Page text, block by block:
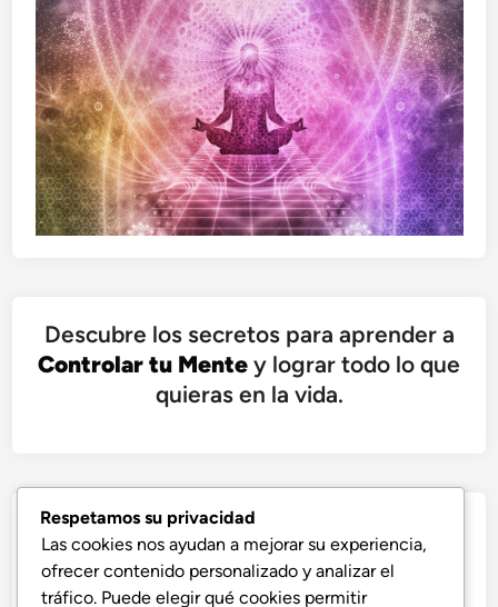
Descubre los secretos para aprender a
Controlar tu Mente y lograr todo lo que
quieras en la vida.
Respetamos su privacidad
Las cookies nos ayudan a mejorar su experiencia,
ofrecer contenido personalizado y analizar el
tráfico. Puede elegir qué cookies permitir